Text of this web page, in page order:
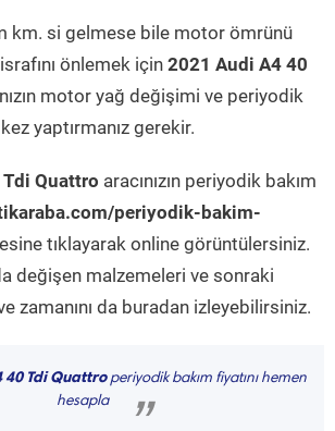
km. si gelmese bile motor ömrünü
önlemek için 2021 Audi A4 40
motor yağ değişimi ve periyodik
kez yaptırmanız gerekir.
Quattro aracınızın periyodik bakım
periyodik-bakim-
tıklayarak online görüntülersiniz.
değişen malzemeleri ve sonraki
zamanını da buradan izleyebilirsiniz.
40 Tdi Quattroperiyodik bakım fiyatını hemen
hesapla